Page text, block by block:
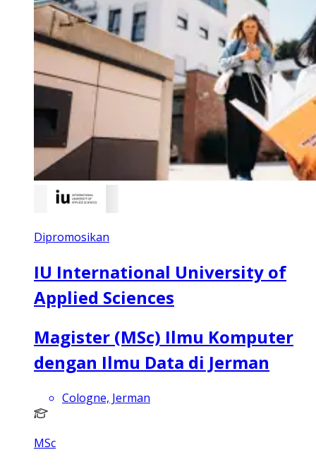
Dipromosikan
IU International University of
Applied Sciences
Magister (MSc) Ilmu Komputer
dengan Ilmu Data di Jerman
Cologne, Jerman
MSc